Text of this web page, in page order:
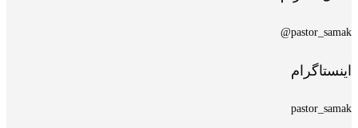
pastor_samak@
اینستاگرام
pastor_samak